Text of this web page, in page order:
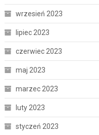
wrzesień 2023
lipiec 2023
czerwiec 2023
maj 2023
marzec 2023
luty 2023
styczeń 2023